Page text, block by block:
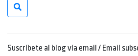
Suscríbete al blog vía email / Email